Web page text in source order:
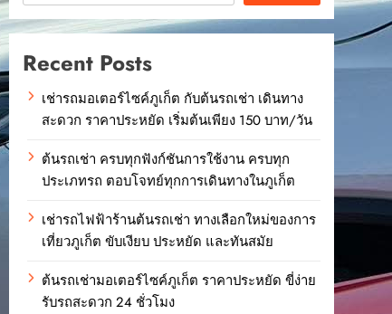
Recent Posts
เช่ารถมอเตอร์ไซค์ภูเก็ต กับต้นรถเช่า เดินทาง
สะดวก ราคาประหยัด เริ่มต้นเพียง 150 บาท/วัน
ต้นรถเช่า ครบทุกฟังก์ชันการใช้งาน ครบทุก
ประเภทรถ ตอบโจทย์ทุกการเดินทางในภูเก็ต
เช่ารถไฟฟ้าร้านต้นรถเช่า ทางเลือกใหม่ของการ
เที่ยวภูเก็ต ขับเงียบ ประหยัด และทันสมัย
ต้นรถเช่ามอเตอร์ไซค์ภูเก็ต ราคาประหยัด ขี่ง่าย
รับรถสะดวก 24 ชั่วโมง